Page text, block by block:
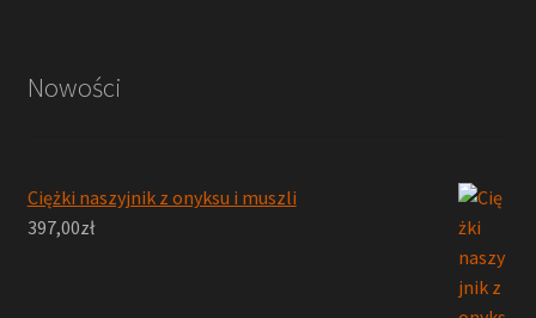
Nowości
Ciężki naszyjnik z onyksu i muszli
397,00zł